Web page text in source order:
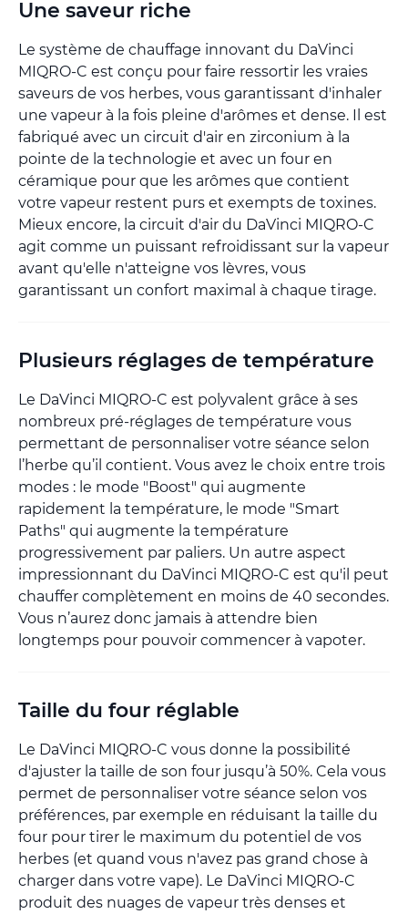
Une saveur riche
Le système de chauffage innovant du DaVinci
MIQRO-C est conçu pour faire ressortir les vraies
saveurs de vos herbes, vous garantissant d'inhaler
une vapeur à la fois pleine d'arômes et dense. Il est
fabriqué avec un circuit d'air en zirconium à la
pointe de la technologie et avec un four en
céramique pour que les arômes que contient
votre vapeur restent purs et exempts de toxines.
Mieux encore, la circuit d'air du DaVinci MIQRO-C
agit comme un puissant refroidissant sur la vapeur
avant qu'elle n'atteigne vos lèvres, vous
garantissant un confort maximal à chaque tirage.
Plusieurs réglages de température
Le DaVinci MIQRO-C est polyvalent grâce à ses
nombreux pré-réglages de température vous
permettant de personnaliser votre séance selon
l’herbe qu’il contient. Vous avez le choix entre trois
modes : le mode "Boost" qui augmente
rapidement la température, le mode "Smart
Paths" qui augmente la température
progressivement par paliers. Un autre aspect
impressionnant du DaVinci MIQRO-C est qu'il peut
chauffer complètement en moins de 40 secondes.
Vous n’aurez donc jamais à attendre bien
longtemps pour pouvoir commencer à vapoter.
Taille du four réglable
Le DaVinci MIQRO-C vous donne la possibilité
d'ajuster la taille de son four jusqu’à 50%. Cela vous
permet de personnaliser votre séance selon vos
préférences, par exemple en réduisant la taille du
four pour tirer le maximum du potentiel de vos
herbes (et quand vous n'avez pas grand chose à
charger dans votre vape). Le DaVinci MIQRO-C
produit des nuages de vapeur très denses et